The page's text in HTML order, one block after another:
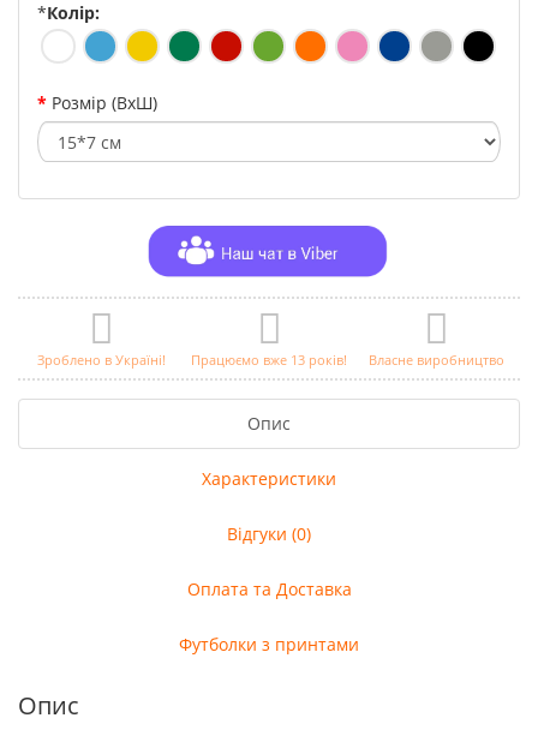
*Колір:
Розмір (ВхШ)
Зроблено в Україні! Працюємо вже 13 років! Власне виробництво
Опис
Характеристики
Відгуки (0)
Оплата та Доставка
Футболки з принтами
Опис